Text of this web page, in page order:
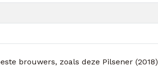
brouwers, zoals deze Pilsener (2018)